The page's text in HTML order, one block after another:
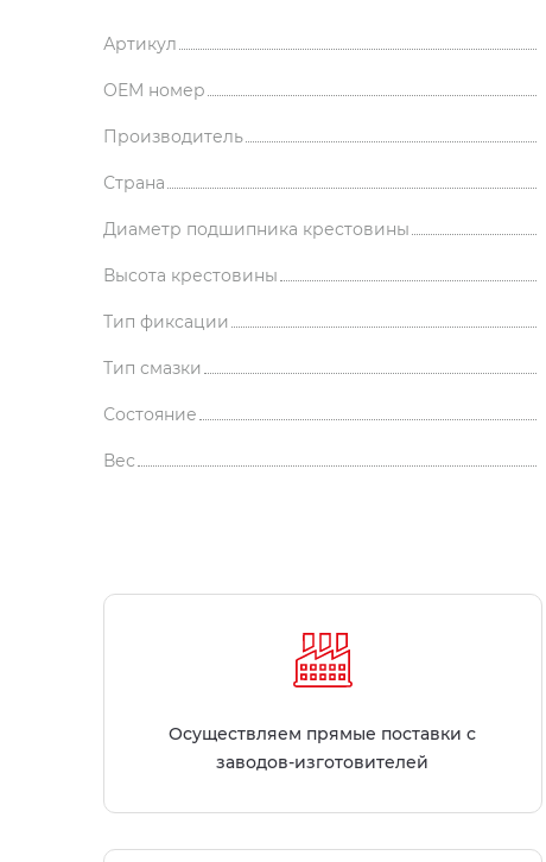
Артикул
OEM номер
Производитель
Страна
Диаметр подшипника крестовины
Высота крестовины
Тип фиксации
Тип смазки
Состояние
Вес
Осуществляем прямые поставки с
заводов-изготовителей